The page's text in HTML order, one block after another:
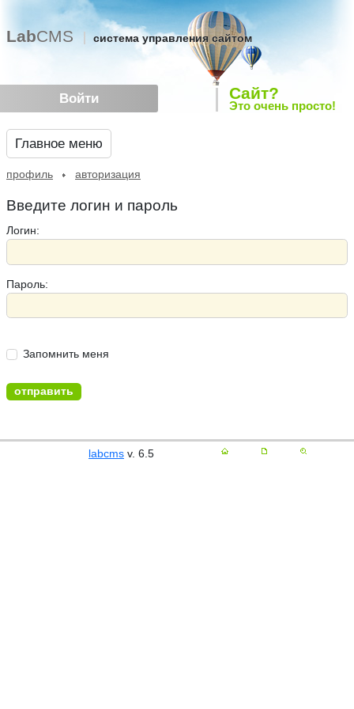
Войти
LabCMS система управления сайтом
Сайт?
Это очень просто!
Главное меню
профиль авторизация
Введите логин и пароль
Логин:
Пароль:
Запомнить меня
labcms v. 6.5